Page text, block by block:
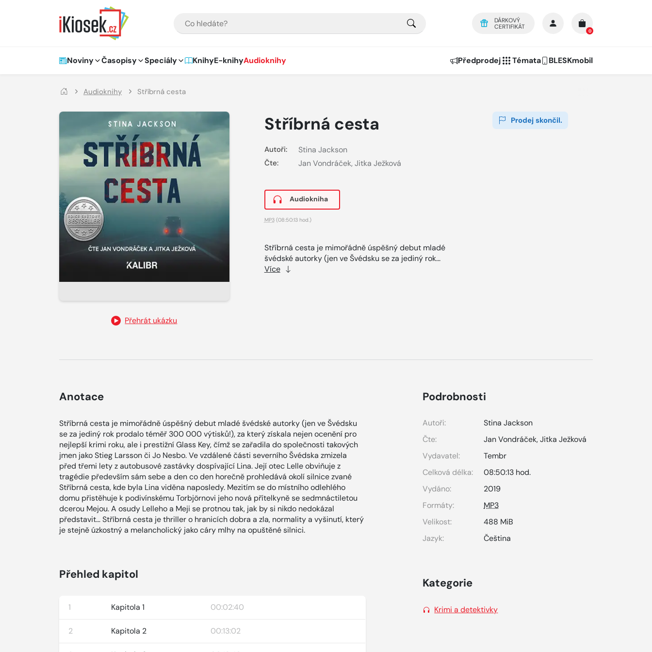
DÁRKOVÝ
CERTIFIKÁT
0
Hlavní navigace
Noviny Časopisy Speciály KnihyE-knihyAudioknihy Předprodej Témata BLESKmobil
Audioknihy Stříbrná cesta
Přehrát ukázku
Stříbrná cesta
Autoři: Stina Jackson
Čte: Jan Vondráček, Jitka Ježková
Audiokniha
MP3(08:50:13 hod.)
Stříbrná cesta je mimořádně úspěšný debut mladé
švédské autorky (jen ve Švédsku se za jediný rok...
Více
Prodej skončil.
Anotace
Stříbrná cesta je mimořádně úspěšný debut mladé švédské autorky (jen ve Švédsku
se za jediný rok prodalo téměř 300 000 výtisků!), za který získala nejen ocenění pro
nejlepší krimi roku, ale i prestižní Glass Key, čímž se zařadila do společnosti takových
jmen jako Stieg Larsson či Jo Nesbo. Ve vzdálené části severního Švédska zmizela
před třemi lety z autobusové zastávky dospívající Lina. Její otec Lelle obviňuje z
tragédie především sám sebe a den co den horečně prohledává okolí silnice zvané
Stříbrná cesta, kde byla Lina viděna naposledy. Mezitím se do místního odlehlého
domu přistěhuje k podivínskému Torbjörnovi jeho nová přítelkyně se sedmnáctiletou
dcerou Mejou. A osudy Lelleho a Meji se protnou tak, jak by si nikdo nedokázal
představit… Stříbrná cesta je thriller o hranicích dobra a zla, normality a vyšinutí, který
je stejně úzkostný a melancholický jako cáry mlhy na opuštěné silnici.
Přehled kapitol
1 Kapitola 1 00:02:40
2 Kapitola 2 00:13:02
Podrobnosti
Autoři:
Stina Jackson
Čte:
Jan Vondráček,Jitka Ježková
Vydavatel:
Tembr
Celková délka:
08:50:13 hod.
Vydáno:
2019
Formáty:
MP3
Velikost:
488 MiB
Jazyk:
Čeština
Kategorie
Krimi a detektivky